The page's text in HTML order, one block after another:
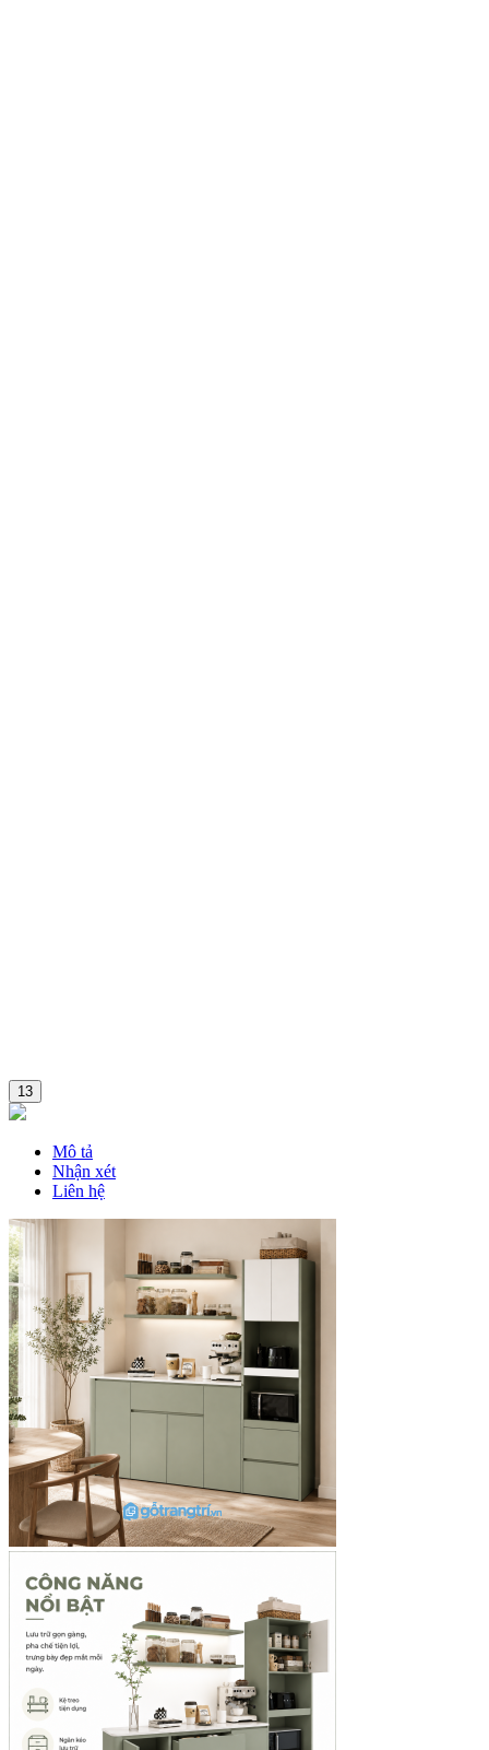
13
Mô tả
Nhận xét
Liên hệ